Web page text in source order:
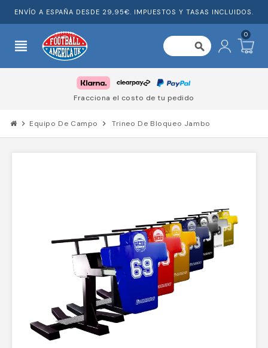
ENVÍO A ESPAÑA DESDE 29,95€. IMPUESTOS Y TASAS INCLUIDOS.
view_headline search
0
Fracciona el costo de tu pedido
chevron_right Equipo De Campo chevron_right Trineo De Bloqueo Jambo